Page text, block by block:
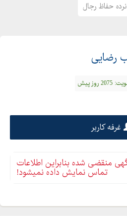
نرده حفاظ رجال
رضایی
2075 روز پیش
غرفه کاربر
منقضی شده بنابراین اطلاعات
تماس نمایش داده نمیشود!